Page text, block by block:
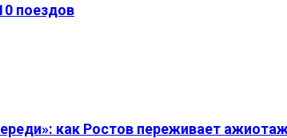
поездов
как Ростов переживает